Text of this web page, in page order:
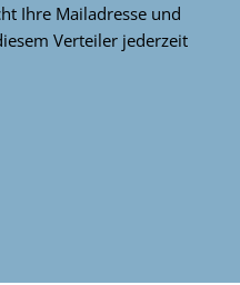
Ihre Mailadresse und
Verteiler jederzeit